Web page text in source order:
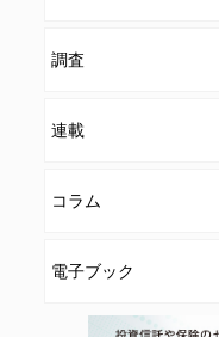
調査
連載
コラム
電子ブック